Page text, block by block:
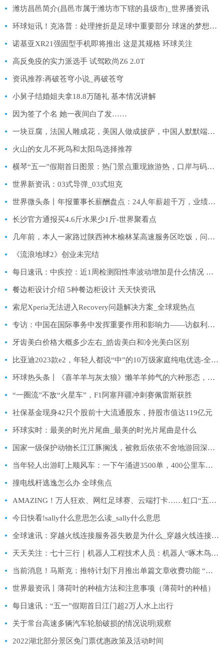
潍坊昌邑简介(昌邑市属于潍坊市下辖的县级市)_世界播资讯
环球短讯！克洛普：处理挫折是足球中重要部分 球迷的梦想点燃了我们的雄心
诺基亚XR21强固型手机即将推出 这是其规格 环球关注
高反免疫的实力派选手 试驾欧尚Z6 2.0T
资讯推荐:再破苍穹小说_再破苍穹
小舅子结婚姐夫拿18.8万随礼 基本情况讲解
因为签了个名 她一夜间白了发……
一块豆腐，法国人雕成花，美国人做成披萨，中国人默默端出它
火山的女儿不死鸟和太阳鸟选择推荐
横琴“五一”假期首日图景：热门景点重现旅游热，口岸与码头客流创新高
世界新资讯：03式导弹_03式坦克
世界微头条丨年报董事长薪酬盘点：24人年薪超千万，业绩与薪酬“倒挂”引关注
长沙官方通报买4.6斤水果少1斤-世界聚看点
几年前，本人一家路过陕西神木榆林某高速服务区吃饭，问店家多要双筷子都被骂
《流浪地球2》创业未完结
每日速讯：中疾控：近1周检测阳性率波动增加是什么情况 中疾控：近1周检测阳性率波动增加具体来龙去脉是怎么样
餐边柜设计介绍 5种餐边柜设计 天天快资讯
索尼Xperia无法进入Recovery问题解决方案_全球观热点
专访：中国在国际事务中发挥重要作用和影响力——访叙利亚外交部部长助理艾曼·苏桑_当前热闻
牙齿美白价格大概多少左右_皓齿美白和冷光美白区别
比亚迪2023款e2，年轻人都说“中”的10万级家庭纯电优选-全球热议
环球热头条丨《喜羊羊与灰太狼》懒羊羊帅气的六种形态，任意一种都能称霸森林
“一圈流”不敌“火星车”，F1阿塞拜疆冲刺赛佩雷斯获胜
社保基金现身42只个股前十大流通股东，持股市值达119亿元
环球实时：最美的时光片尾曲_最美的时光片尾曲是什么
国家一级保护动物长江江豚搁浅，被救后依依不舍地游回深水_天天看点
当年轻人出游盯上顺风车：一下午涌进3500单，400公里车程赚300块
撞电线杆逃逸怎么办 全球焦点
AMAZING！万人狂欢、网红足球赛、云端打卡……虹口“五五购物节”来啦
今日快看!sally什么意思怎么读_sally什么意思
全球速讯：穿越火线连接服务器失败是为什么_穿越火线连接服务器失败怎么回事
天天关注：七十三行｜机器人工程技术人员：机器人“啄木鸟” 汽车制造变“智造”
当前消息！马斯克：推特计划下月推出单篇文章收费功能 “对公众和媒体是双赢”
世界最资讯丨薄荷叶的种植方法和注意事项（薄荷叶的种植）
每日速讯：“五一”假期首日江门超2万人水上出行
关于常台高速多辆汽车轮胎破损的情况说明|观察
2022湖北部分景区免门票优惠政策及活动时间